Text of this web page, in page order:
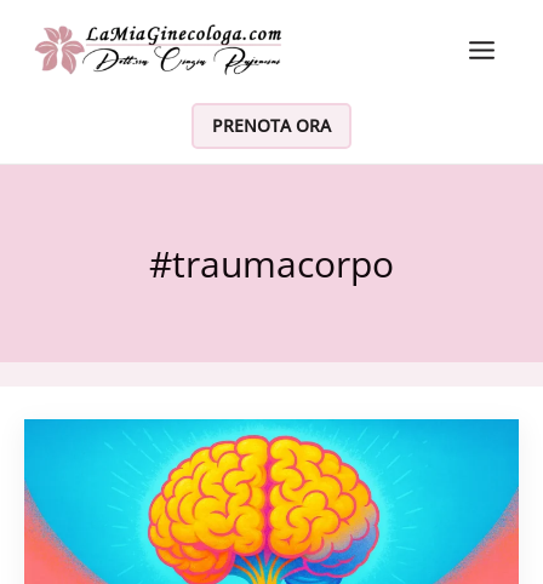
Vai al contenuto
PRENOTA ORA
#traumacorpo